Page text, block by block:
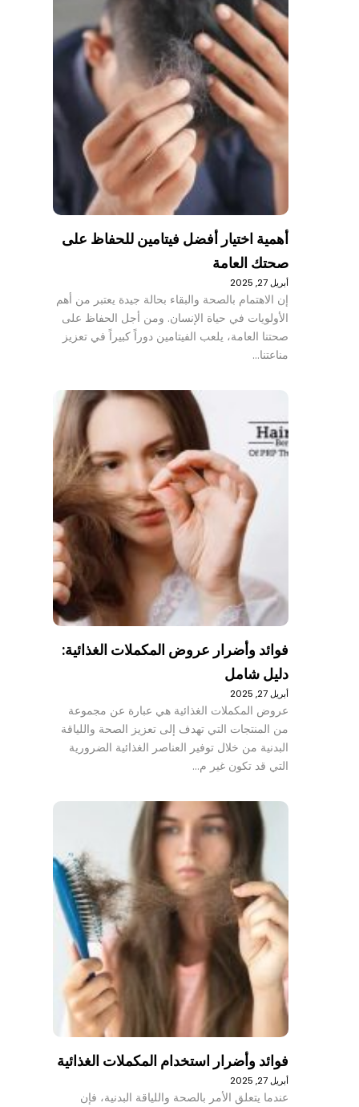
أهمية اختيار أفضل فيتامين للحفاظ على
صحتك العامة
أبريل 27, 2025
إن الاهتمام بالصحة والبقاء بحالة جيدة يعتبر من أهم
الأولويات في حياة الإنسان. ومن أجل الحفاظ على
صحتنا العامة، يلعب الفيتامين دوراً كبيراً في تعزيز
مناعتنا…
فوائد وأضرار عروض المكملات الغذائية:
دليل شامل
أبريل 27, 2025
عروض المكملات الغذائية هي عبارة عن مجموعة
من المنتجات التي تهدف إلى تعزيز الصحة واللياقة
البدنية من خلال توفير العناصر الغذائية الضرورية
التي قد تكون غير م…
فوائد وأضرار استخدام المكملات الغذائية
أبريل 27, 2025
عندما يتعلق الأمر بالصحة واللياقة البدنية، فإن